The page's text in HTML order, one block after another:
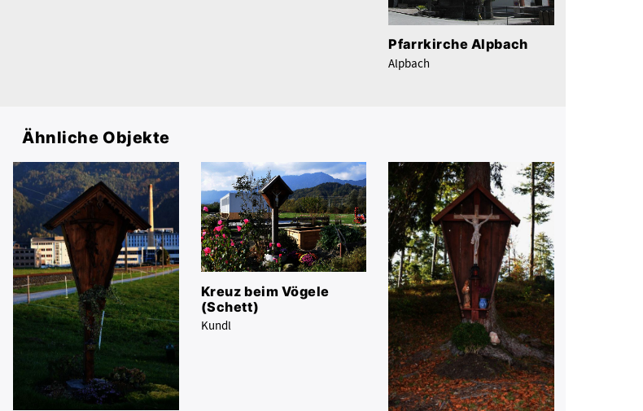
Pfarrkirche Alpbach
Alpbach
Ähnliche Objekte
Kreuz beim Vögele
(Schett)
Kundl